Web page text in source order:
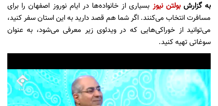
به گزارشبولتن نیوز بسیاری از خانواده‌ها در ایام نوروز اصفهان را برای
مسافرت انتخاب می‌کنند. اگر شما هم قصد دارید به این استان سفر کنید،
می‌توانید از خوراکی‌هایی که در ویدئوی زیر معرفی می‌شود، به عنوان
سوغاتی تهیه کنید.